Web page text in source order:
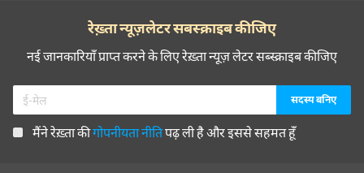
रेख़्ता न्यूज़लेटर सबस्क्राइब कीजिए
नई जानकारियाँ प्राप्त करने के लिए रेख़्ता न्यूज़ लेटर सब्स्क्राइब कीजिए
मैंने रेख़्ता कीगोपनीयता नीतिपढ़ ली है और इससे सहमत हूँ